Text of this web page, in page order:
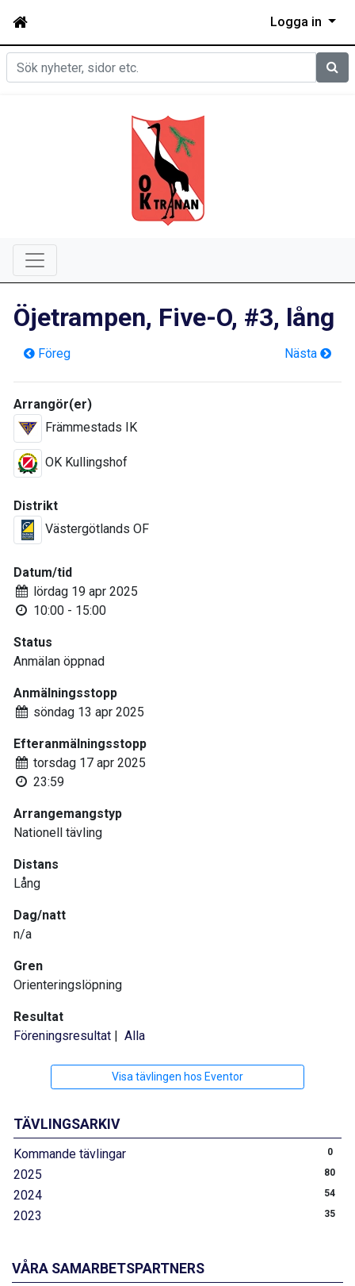
Logga in
Sök
TÄVLINGSARKIV
Kommande tävlingar 0
2025 80
2024 54
2023 35
Öjetrampen, Five-O, #3, lång
Föreg Nästa
Arrangör(er)
Främmestads IK
OK Kullingshof
Distrikt
Västergötlands OF
Datum/tid
lördag 19 apr 2025
10:00 - 15:00
Status
Anmälan öppnad
Anmälningsstopp
söndag 13 apr 2025
Efteranmälningsstopp
torsdag 17 apr 2025
23:59
Arrangemangstyp
Nationell tävling
Distans
Lång
Dag/natt
n/a
Gren
Orienteringslöpning
Resultat
Föreningsresultat | Alla
Visa tävlingen hos Eventor
VÅRA SAMARBETSPARTNERS